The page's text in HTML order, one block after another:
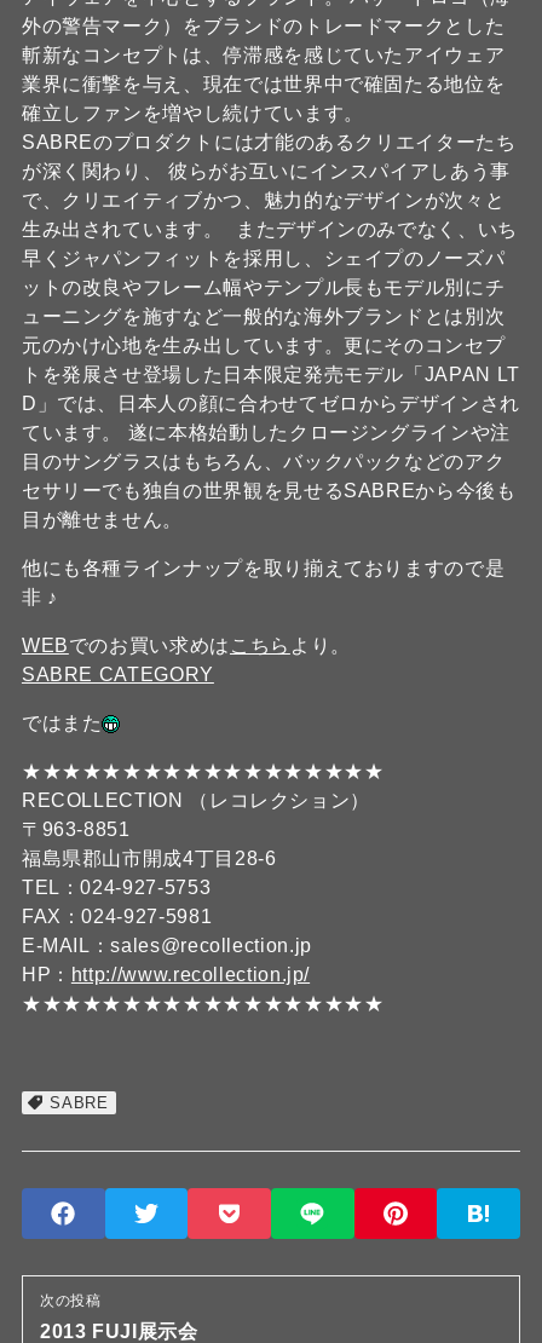
外の警告マーク）をブランドのトレードマークとした
斬新なコンセプトは、停滞感を感じていたアイウェア
業界に衝撃を与え、現在では世界中で確固たる地位を
確立しファンを増やし続けています。
SABREのプロダクトには才能のあるクリエイターたち
が深く関わり、 彼らがお互いにインスパイアしあう事
で、クリエイティブかつ、魅力的なデザインが次々と
生み出されています。 またデザインのみでなく、いち
早くジャパンフィットを採用し、シェイプのノーズパ
ットの改良やフレーム幅やテンプル長もモデル別にチ
ューニングを施すなど一般的な海外ブランドとは別次
元のかけ心地を生み出しています。更にそのコンセプ
トを発展させ登場した日本限定発売モデル「JAPAN LT
D」では、日本人の顔に合わせてゼロからデザインされ
ています。 遂に本格始動したクロージングラインや注
目のサングラスはもちろん、バックパックなどのアク
セサリーでも独自の世界観を見せるSABREから今後も
目が離せません。
他にも各種ラインナップを取り揃えておりますので是
非 ♪
WEBでのお買い求めは こちら より。
SABRE CATEGORY
ではまた
★★★★★★★★★★★★★★★★★★
RECOLLECTION （レコレクション）
〒963-8851
福島県郡山市開成4丁目28-6
TEL：024-927-5753
FAX：024-927-5981
E-MAIL：sales@recollection.jp
HP： http://www.recollection.jp/
★★★★★★★★★★★★★★★★★★
SABRE
次の投稿
2013 FUJI展示会